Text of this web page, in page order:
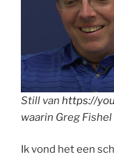
Still van https://
waarin Greg
Ik vond het een